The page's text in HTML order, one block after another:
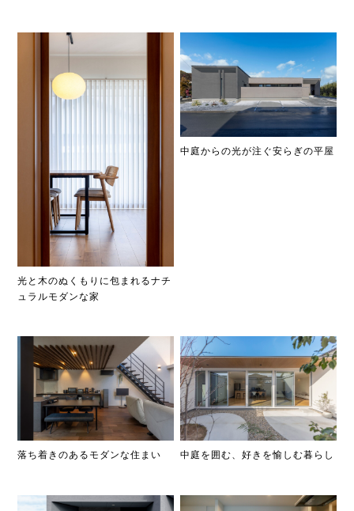
光と木のぬくもりに包まれるナチ
ュラルモダンな家
中庭からの光が注ぐ安らぎの平屋
落ち着きのあるモダンな住まい 中庭を囲む、好きを愉しむ暮らし